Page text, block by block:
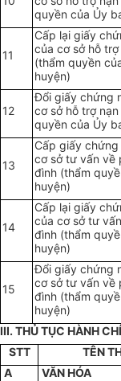
quyền của Ủy
11
Cấp lại giấy
của cơ sở hỗ
(thẩm quyền
huyện)
12
Đổi giấy chứng
cơ sở hỗ trợ
quyền của Ủy
13
Cấp giấy
cơ sở tư vấn về
đình (thẩm
huyện)
14
Cấp lại giấy
của cơ sở tư
đình (thẩm
huyện)
15
Đổi giấy chứng
cơ sở tư vấn về
đình (thẩm
huyện)
III. THỦ TỤC HÀNH
STT
TÊN
A
VĂN HÓA